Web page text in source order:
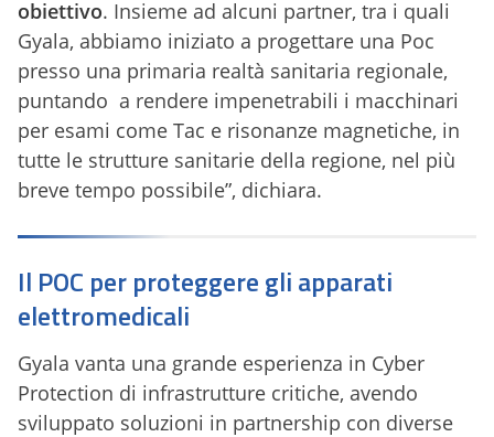
obiettivo. Insieme ad alcuni partner, tra i quali
Gyala, abbiamo iniziato a progettare una Poc
presso una primaria realtà sanitaria regionale,
puntando a rendere impenetrabili i macchinari
per esami come Tac e risonanze magnetiche, in
tutte le strutture sanitarie della regione, nel più
breve tempo possibile”, dichiara.
Il POC per proteggere gli apparati
elettromedicali
Gyala vanta una grande esperienza in Cyber
Protection di infrastrutture critiche, avendo
sviluppato soluzioni in partnership con diverse